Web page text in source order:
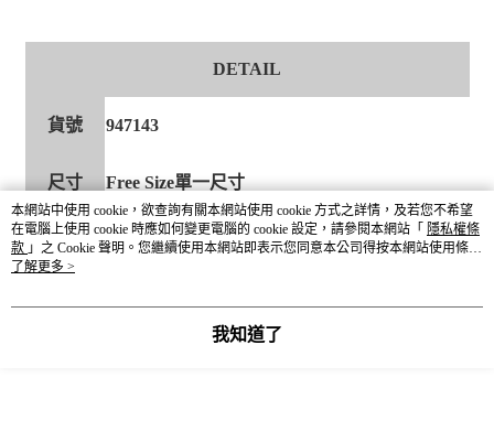
DETAIL
貨號 947143
尺寸 Free Size單一尺寸
顏色
00橘紅 / 01薄荷綠 / 02天藍 / 03藍綠
04藕粉 / 05卡其
本網站中使用 cookie，欲查詢有關本網站使用 cookie 方式之詳情，及若您不希望
在電腦上使用 cookie 時應如何變更電腦的 cookie 設定，請參閱本網站「 隱私權條
款 」之 Cookie 聲明。您繼續使用本網站即表示您同意本公司得按本網站使用條款
之 Cookie 聲明使用 cookie。
了解更多 >
我知道了